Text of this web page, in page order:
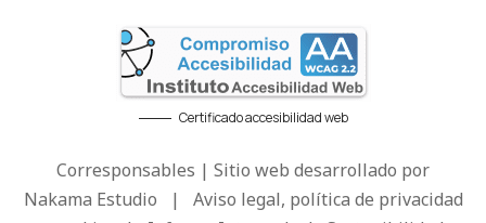
Certificado accesibilidad web
Corresponsables | Sitio web desarrollado por
Nakama Estudio | Aviso legal, política de privacidad